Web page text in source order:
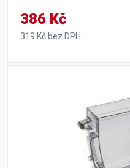
386 Kč
319 Kč bez DPH